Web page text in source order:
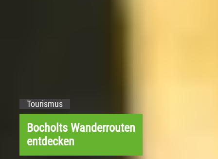
Tourismus
Bocholts Wanderrouten
entdecken